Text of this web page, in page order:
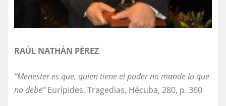
RAÚL NATHÁN PÉREZ
“Menester es que, quien tieneel poder no mande lo que
no debe”Eurípides, Tragedias, Hécuba, 280, p. 360